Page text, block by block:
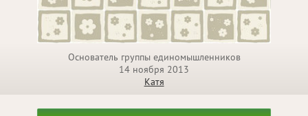
Основатель группы единомышленников
14 ноября 2013
Катя